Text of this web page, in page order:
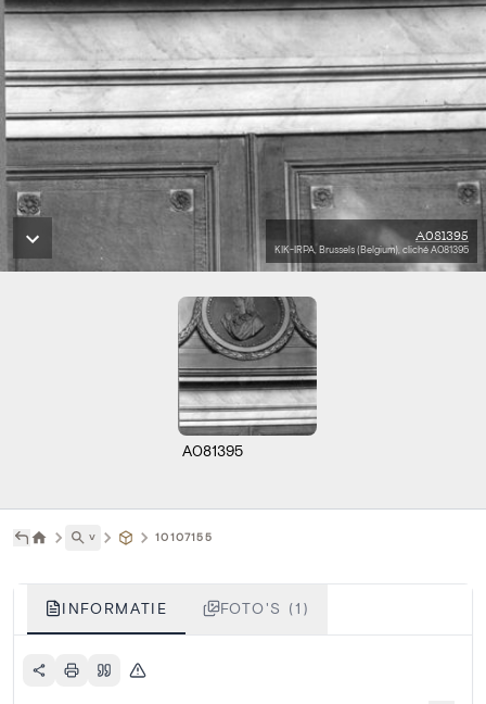
A081395
KIK-IRPA, Brussels (Belgium), cliché A081395
A081395
˅ 10107155
INFORMATIE FOTO'S (1)